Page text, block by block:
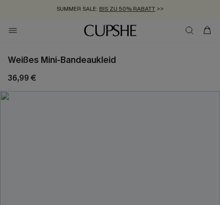
SUMMER SALE: BIS ZU 50% RABATT >>
ZUM NEWSLETTER:BIS ZU -20% EXTRA ERHALTEN
KOSTENLOSER VERSAND AB 89 €
Weißes Mini-Bandeaukleid
36,99 €